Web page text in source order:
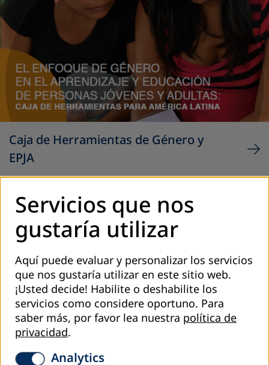
Caja de Herramientas de Género y
EPJA
reflexiones y actividades prácticas, en los contextos de
educación de personas jóvenes adultas.
Servicios que nos
gustaría utilizar
Aquí puede evaluar y personalizar los servicios
que nos gustaría utilizar en este sitio web.
¡Usted decide! Habilite o deshabilite los
servicios como considere oportuno. Para
saber más, por favor lea nuestra política de
privacidad.
Analytics